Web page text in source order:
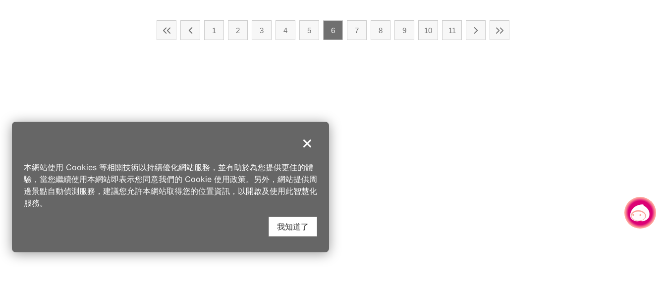
1 2 3 4 5 6 7 8 9 10 11
關閉
本網站使用 Cookies 等相關技術以持續優化網站服務，並有助於為您提供更佳的體
驗，當您繼續使用本網站即表示您同意我們的 Cookie 使用政策。另外，網站提供周
邊景點自動偵測服務，建議您允許本網站取得您的位置資訊，以開啟及使用此智慧化
服務。
我知道了